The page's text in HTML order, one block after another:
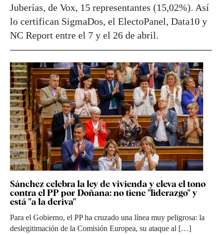
Juberías, de Vox, 15 representantes (15,02%). Así
lo certifican SigmaDos, el ElectoPanel, Data10 y
NC Report entre el 7 y el 26 de abril.
Sánchez celebra la ley de vivienda y eleva el tono
contra el PP por Doñana: no tiene "liderazgo" y
está "a la deriva"
Para el Gobierno, el PP ha cruzado una línea muy peligrosa: la
deslegitimación de la Comisión Europea, su ataque al […]